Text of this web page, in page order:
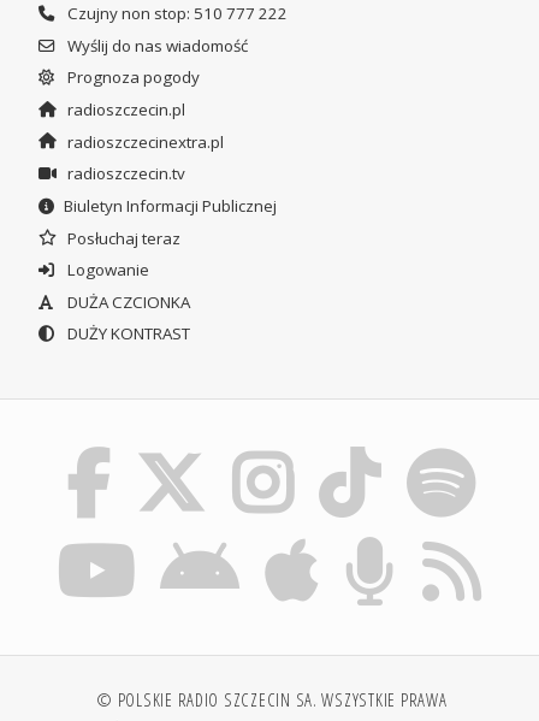
Czujny non stop: 510 777 222
Wyślij do nas wiadomość
Prognoza pogody
radioszczecin.pl
radioszczecinextra.pl
radioszczecin.tv
Biuletyn Informacji Publicznej
Posłuchaj teraz
Logowanie
DUŻA CZCIONKA
DUŻY KONTRAST
© POLSKIE RADIO SZCZECIN SA. WSZYSTKIE PRAWA